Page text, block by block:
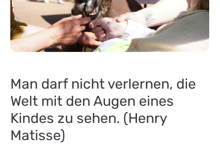
Man darf nicht verlernen, die
Welt mit den Augen eines
Kindes zu sehen. (Henry
Matisse)